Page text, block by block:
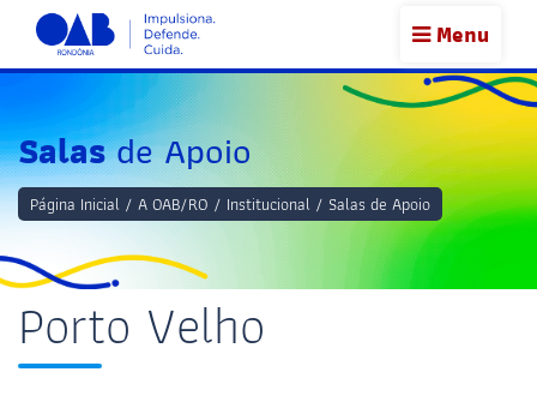
Menu
Salasde Apoio
Página Inicial / A OAB/RO / Institucional / Salas de Apoio
Porto Velho